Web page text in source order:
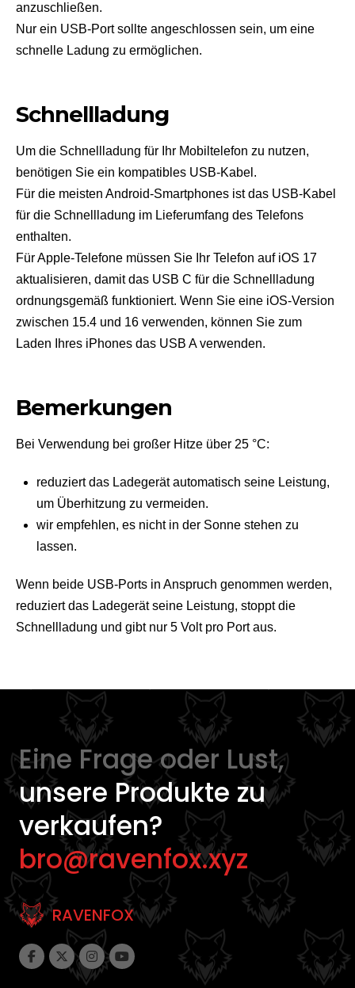
anzuschließen.
Nur ein USB-Port sollte angeschlossen sein, um eine
schnelle Ladung zu ermöglichen.
Schnellladung
Um die Schnellladung für Ihr Mobiltelefon zu nutzen,
benötigen Sie ein kompatibles USB-Kabel.
Für die meisten Android-Smartphones ist das USB-Kabel
für die Schnellladung im Lieferumfang des Telefons
enthalten.
Für Apple-Telefone müssen Sie Ihr Telefon auf iOS 17
aktualisieren, damit das USB C für die Schnellladung
ordnungsgemäß funktioniert. Wenn Sie eine iOS-Version
zwischen 15.4 und 16 verwenden, können Sie zum
Laden Ihres iPhones das USB A verwenden.
Bemerkungen
Bei Verwendung bei großer Hitze über 25 °C:
reduziert das Ladegerät automatisch seine Leistung,
um Überhitzung zu vermeiden.
wir empfehlen, es nicht in der Sonne stehen zu
lassen.
Wenn beide USB-Ports in Anspruch genommen werden,
reduziert das Ladegerät seine Leistung, stoppt die
Schnellladung und gibt nur 5 Volt pro Port aus.
Eine Frage oder Lust,
unsere Produkte zu
verkaufen?
bro@ravenfox.xyz
RAVENFOX